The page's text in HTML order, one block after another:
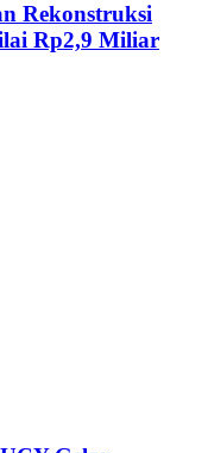
Rekonstruksi
Rp2,9 Miliar